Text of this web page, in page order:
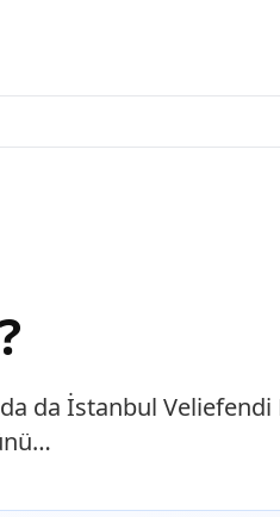
da İstanbul